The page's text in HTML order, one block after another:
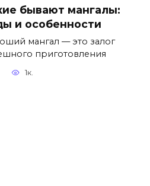
бывают мангалы:
и особенности
мангал — это залог
приготовления
1к.